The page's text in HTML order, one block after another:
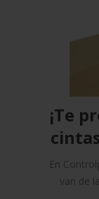
¡Te
En
van de